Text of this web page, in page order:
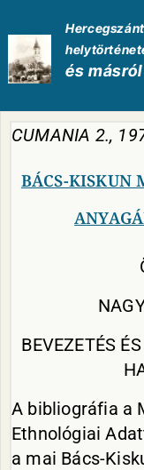
és
CUMANIA 2.,
BÁCS-KISKUN
BEVEZETÉS
A bibliográfia a
Ethnológiai
a mai Bács-